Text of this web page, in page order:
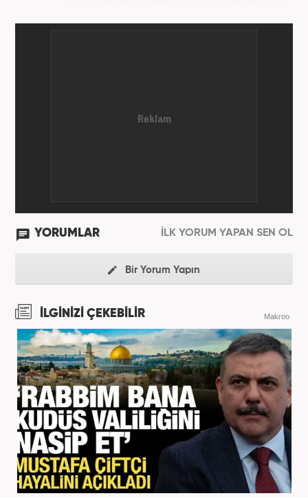
Öner, şu anda Haber7.com'da Yayın Koordinatörü
YORUMLAR İLK YORUM YAPAN SEN OL
Bir Yorum Yapın
İLGİNİZİ ÇEKEBİLİR Makroo